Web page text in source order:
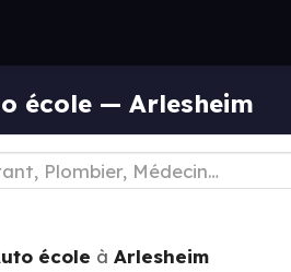
école — Arlesheim
école à Arlesheim